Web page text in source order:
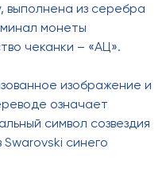
выполнена из серебра
монеты
чеканки – «АЦ».
изображение и
означает
символ созвездия
Swarovski синего